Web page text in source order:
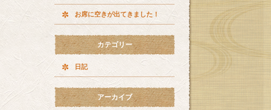
お席に空きが出てきました！
カテゴリー
日記
アーカイブ